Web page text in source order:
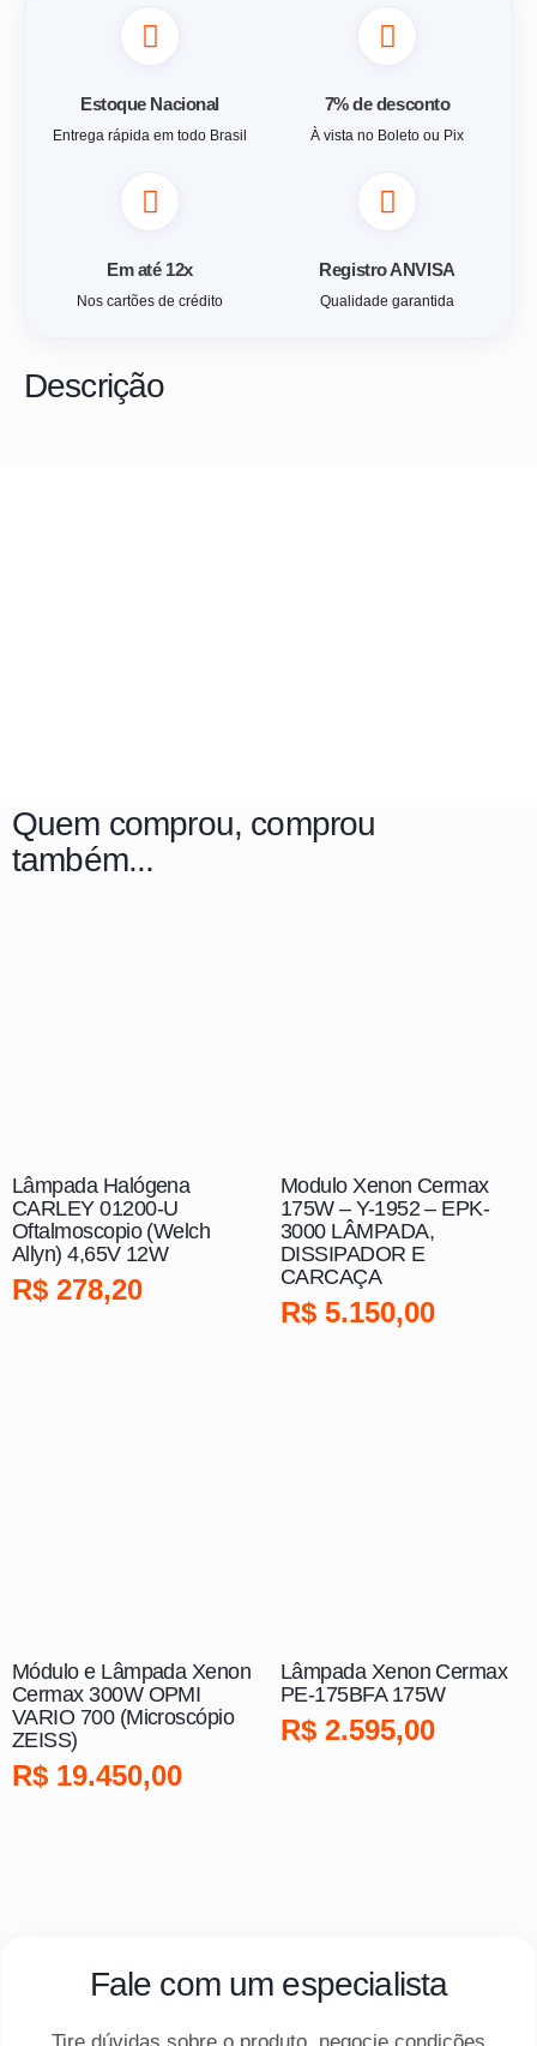
Estoque Nacional
Entrega rápida em todo Brasil
7% de desconto
À vista no Boleto ou Pix
Em até 12x
Nos cartões de crédito
Registro ANVISA
Qualidade garantida
Descrição
Quem comprou, comprou
também...
Lâmpada Halógena
CARLEY 01200-U
Oftalmoscopio (Welch
Allyn) 4,65V 12W
R$ 278,20
Modulo Xenon Cermax
175W – Y-1952 – EPK-
3000 LÂMPADA,
DISSIPADOR E
CARCAÇA
R$ 5.150,00
Módulo e Lâmpada Xenon
Cermax 300W OPMI
VARIO 700 (Microscópio
ZEISS)
R$ 19.450,00
Lâmpada Xenon Cermax
PE-175BFA 175W
R$ 2.595,00
Fale com um especialista